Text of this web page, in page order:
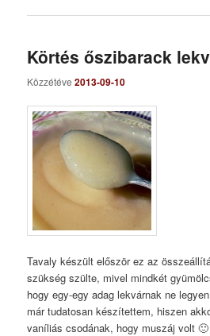
Körtés őszibarack
Közzétéve2013-09-10
Tavaly készült először ez az
szükség szülte, mivel mindkét
hogy egy-egy adag lekvárnak ne
már tudatosan készítettem, hiszen
vaníliás csodának, hogy muszáj volt 🙂